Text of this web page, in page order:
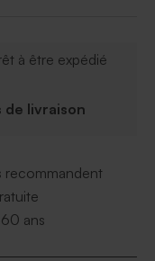
à être expédié
de livraison
recommandent
ans